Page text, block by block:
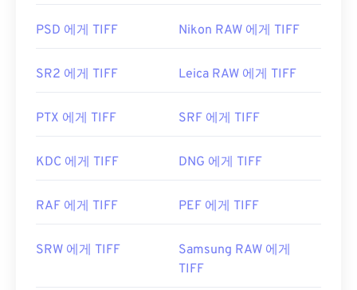
GIMP
), Adobe , ACDSee 와 같은 대체 프
로그램도 TIFF 파일을 열고 처리하는 데 유용합니다.
최초 출시: 1986년
https://www.file-extensions.org/tiff-파일-확장
PSD 에게 TIFF Nikon RAW 에게 TIFF
SR2 에게 TIFF Leica RAW 에게 TIFF
PTX 에게 TIFF SRF 에게 TIFF
KDC 에게 TIFF DNG 에게 TIFF
RAF 에게 TIFF PEF 에게 TIFF
SRW 에게 TIFF
Samsung RAW 에게
TIFF